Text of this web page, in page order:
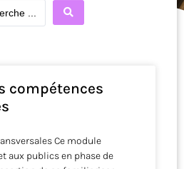
compétences
Ce module
aux publics en phase de